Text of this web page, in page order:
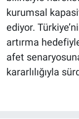
kurumsal
ediyor.
artırma
afet
kararlılığıyla